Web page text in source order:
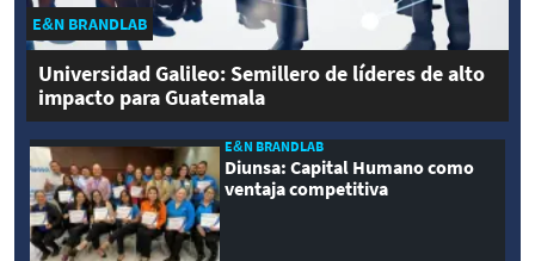
E&N BRANDLAB
Universidad Galileo: Semillero de líderes de alto
impacto para Guatemala
E&N BRANDLAB
Diunsa: Capital Humano como
ventaja competitiva